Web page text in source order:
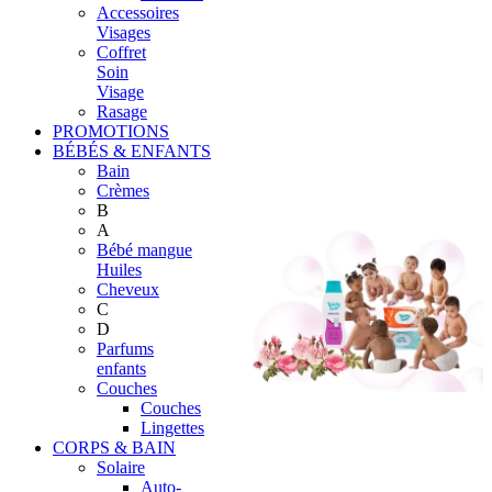
Accessoires
Visages
Coffret
Soin
Visage
Rasage
PROMOTIONS
BÉBÉS & ENFANTS
Bain
Crèmes
B
A
Bébé mangue
Huiles
Cheveux
C
D
Parfums
enfants
Couches
Couches
Lingettes
CORPS & BAIN
Solaire
Auto-